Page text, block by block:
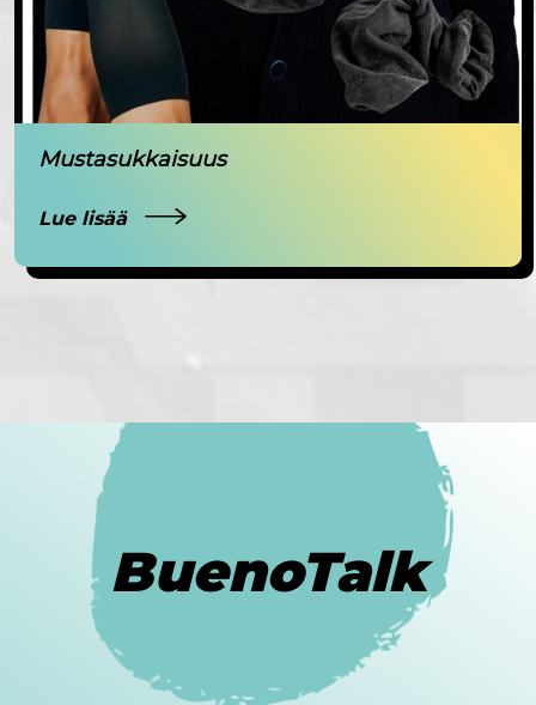
Mustasukkaisuus
Lue lisää
BuenoTalk